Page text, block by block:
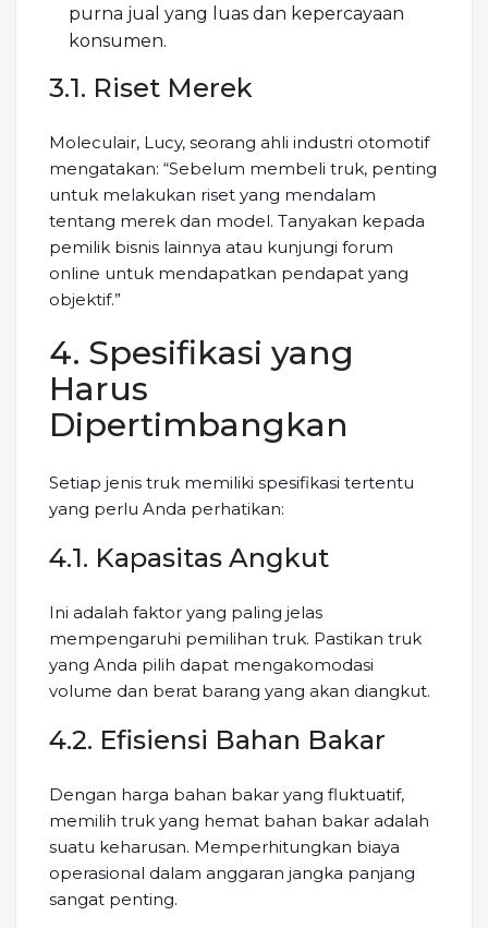
purna jual yang luas dan kepercayaan
konsumen.
3.1. Riset Merek
Moleculair, Lucy, seorang ahli industri otomotif
mengatakan: “Sebelum membeli truk, penting
untuk melakukan riset yang mendalam
tentang merek dan model. Tanyakan kepada
pemilik bisnis lainnya atau kunjungi forum
online untuk mendapatkan pendapat yang
objektif.”
4. Spesifikasi yang
Harus
Dipertimbangkan
Setiap jenis truk memiliki spesifikasi tertentu
yang perlu Anda perhatikan:
4.1. Kapasitas Angkut
Ini adalah faktor yang paling jelas
mempengaruhi pemilihan truk. Pastikan truk
yang Anda pilih dapat mengakomodasi
volume dan berat barang yang akan diangkut.
4.2. Efisiensi Bahan Bakar
Dengan harga bahan bakar yang fluktuatif,
memilih truk yang hemat bahan bakar adalah
suatu keharusan. Memperhitungkan biaya
operasional dalam anggaran jangka panjang
sangat penting.